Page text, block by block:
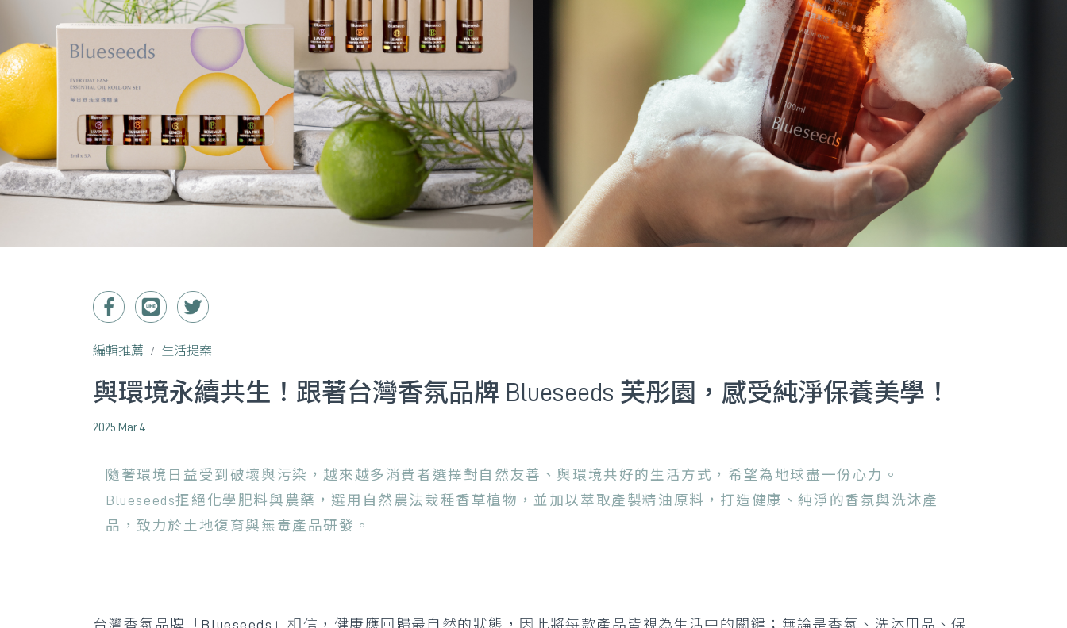
編輯推薦 生活提案
與環境永續共生！跟著台灣香氛品牌 Blueseeds 芙彤園，感受純淨保養美學！
2025.Mar.4
隨著環境日益受到破壞與污染，越來越多消費者選擇對自然友善、與環境共好的生活方式，希望為地球盡一份心力。
Blueseeds拒絕化學肥料與農藥，選用自然農法栽種香草植物，並加以萃取產製精油原料，打造健康、純淨的香氛與洗沐產
品，致力於土地復育與無毒產品研發。
台灣香氛品牌「Blueseeds」相信，健康應回歸最自然的狀態，因此將每款產品皆視為生活中的關鍵；無論是香氛、洗沐用品、保